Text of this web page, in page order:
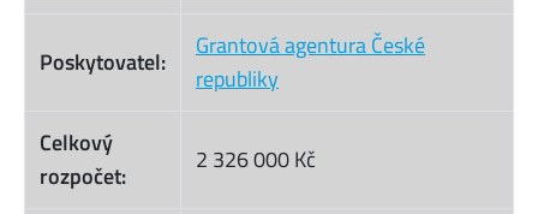
Poskytovatel:
Grantová agentura České
republiky
Celkový
rozpočet:
2 326 000 Kč